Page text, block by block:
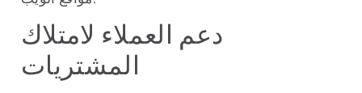
دعم العملاء لامتلاك
المشتريات